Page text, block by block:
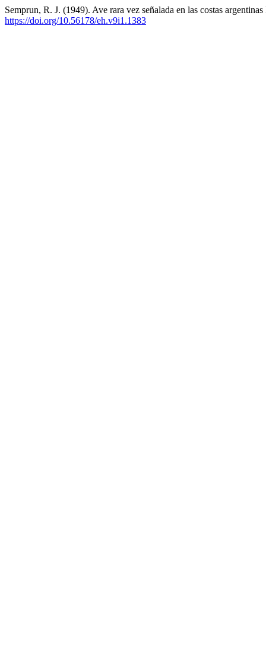
Semprun, R. J. (1949). Ave rara vez señalada en las costas
https://doi.org/10.56178/eh.v9i1.1383